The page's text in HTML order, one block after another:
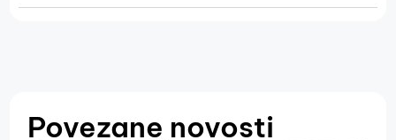
Povezane novosti